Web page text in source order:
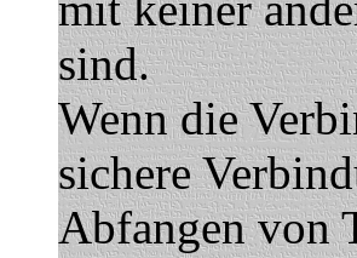
sind.
Wenn die
sichere
Abfangen von